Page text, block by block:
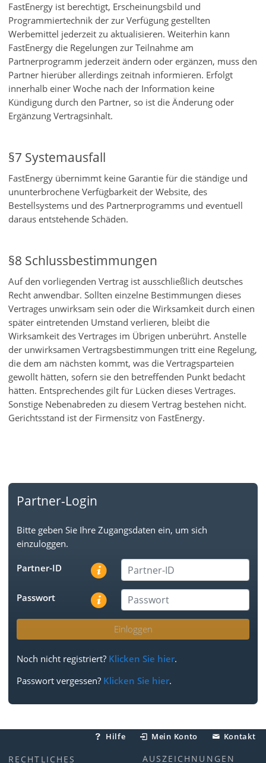
FastEnergy ist berechtigt, Erscheinungsbild und
Programmiertechnik der zur Verfügung gestellten
Werbemittel jederzeit zu aktualisieren. Weiterhin kann
FastEnergy die Regelungen zur Teilnahme am
Partnerprogramm jederzeit ändern oder ergänzen, muss den
Partner hierüber allerdings zeitnah informieren. Erfolgt
innerhalb einer Woche nach der Information keine
Kündigung durch den Partner, so ist die Änderung oder
Ergänzung Vertragsinhalt.
§7 Systemausfall
FastEnergy übernimmt keine Garantie für die ständige und
ununterbrochene Verfügbarkeit der Website, des
Bestellsystems und des Partnerprogramms und eventuell
daraus entstehende Schäden.
§8 Schlussbestimmungen
Auf den vorliegenden Vertrag ist ausschließlich deutsches
Recht anwendbar. Sollten einzelne Bestimmungen dieses
Vertrages unwirksam sein oder die Wirksamkeit durch einen
später eintretenden Umstand verlieren, bleibt die
Wirksamkeit des Vertrages im Übrigen unberührt. Anstelle
der unwirksamen Vertragsbestimmungen tritt eine Regelung,
die dem am nächsten kommt, was die Vertragsparteien
gewollt hätten, sofern sie den betreffenden Punkt bedacht
hätten. Entsprechendes gilt für Lücken dieses Vertrages.
Sonstige Nebenabreden zu diesem Vertrag bestehen nicht.
Gerichtsstand ist der Firmensitz von FastEnergy.
Partner-Login
Bitte geben Sie Ihre Zugangsdaten ein, um sich
einzuloggen.
Partner-ID
Passwort
Einloggen
Noch nicht registriert? Klicken Sie hier.
Passwort vergessen? Klicken Sie hier.
Hilfe Mein Konto Kontakt
RECHTLICHES AUSZEICHNUNGEN